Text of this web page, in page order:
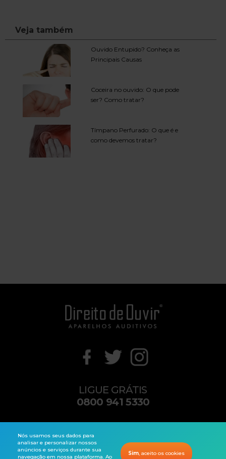
Ouvido Entupido? Conheça as
Principais Causas
Coceira no ouvido: O que pode
ser? Como tratar?
Tímpano Perfurado: O que é e
como devemos tratar?
Veja também
Nós usamos seus dados para
analisar e personalizar nossos
anúncios e serviços durante sua
navegação em nossa plataforma. Ao
Sim, aceito os cookies
LIGUE GRÁTIS
0800 941 5330
contato@direitodeouvir.com